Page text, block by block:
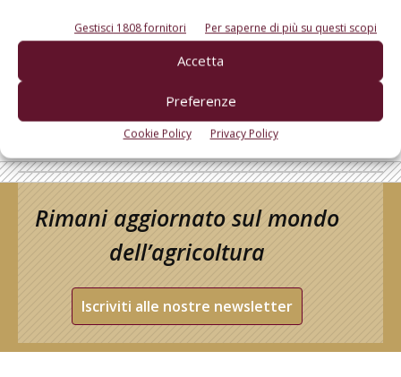
Gestisci 1808 fornitori Per saperne di più su questi scopi
Accetta
Preferenze
Cookie Policy Privacy Policy
Rimani aggiornato sul mondo
dell’agricoltura
Iscriviti alle nostre newsletter